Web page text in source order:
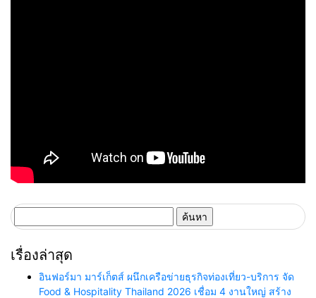
สำหรับ:
เรื่องล่าสุด
อินฟอร์มา มาร์เก็ตส์ ผนึกเครือข่ายธุรกิจท่องเที่ยว-บริการ จัด
Food & Hospitality Thailand 2026 เชื่อม 4 งานใหญ่ สร้าง